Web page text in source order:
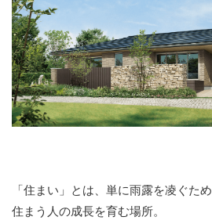
「住まい」とは、単に雨露を凌ぐた
住まう人の成長を育む場所。